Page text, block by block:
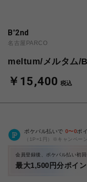
B'2nd
名古屋PARCO
meltum/メルタム/
￥15,400 税込
ポケパル払いで 0〜0ポ
（1P=1円）※キャンペー
会員登録後、ポケパル払い初
最大1,500円分ポイ